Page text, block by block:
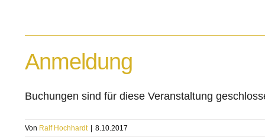
Anmeldung
Buchungen sind für diese Veranstaltung
Von Ralf Hochhardt 8.10.2017